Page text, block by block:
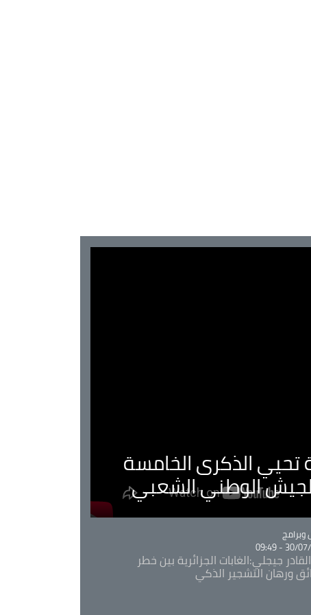
تحيي الذكرى الخامسة
الوطني الشعبي
30/07/
جيجلي:الغابات الجزائرية بين خطر
ورهان التشجير الذكي